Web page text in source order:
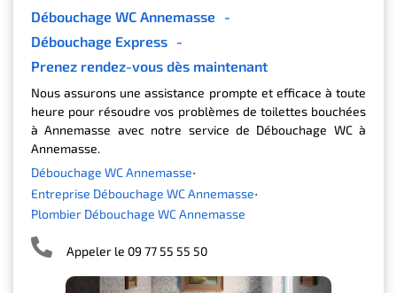
Débouchage WC Annemasse -
Débouchage Express -
Prenez rendez-vous dès maintenant
Nous assurons une assistance prompte et efficace à toute
heure pour résoudre vos problèmes de toilettes bouchées
à Annemasse avec notre service de Débouchage WC à
Annemasse.
Débouchage WC Annemasse
Entreprise Débouchage WC Annemasse
Plombier Débouchage WC Annemasse
Appeler le 09 77 55 55 50